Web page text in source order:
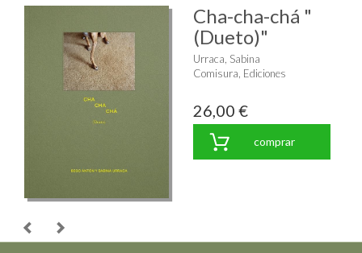
Cha-cha-chá "
(Dueto)"
Urraca, Sabina
Comisura, Ediciones
26,00 €
comprar